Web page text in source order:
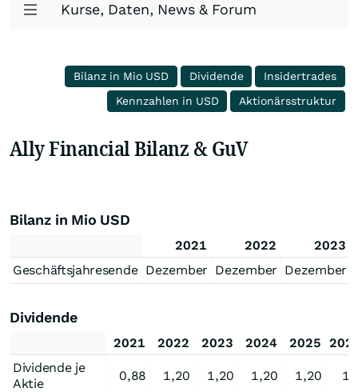
Kurse, Daten, News & Forum
Bilanz in Mio USD Dividende
Insidertrades
Kennzahlen in USD
Aktionärsstruktur
Ally Financial Bilanz & GuV
Bilanz in Mio USD
2021 2022
2023
Geschäftsjahresende Dezember Dezember Dezember
Dividende
2021 2022 2023 2024 2025
Dividende je
Aktie
0,88 1,20 1,20 1,20 1,20